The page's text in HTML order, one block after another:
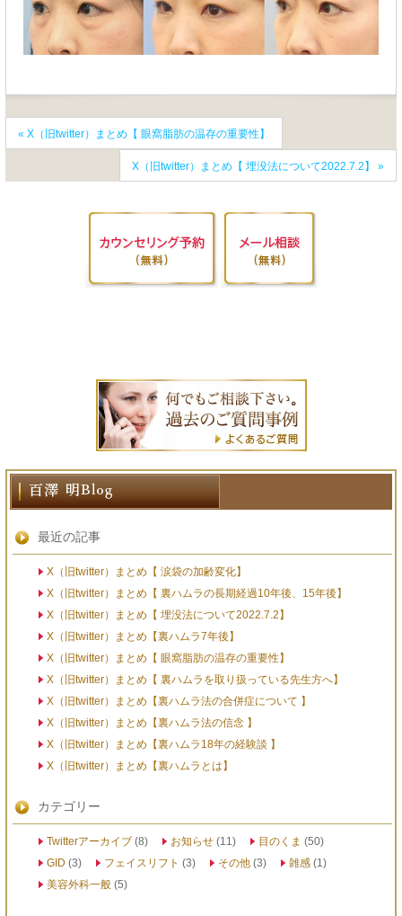
« X（旧twitter）まとめ【 眼窩脂肪の温存の重要性】
X（旧twitter）まとめ【 埋没法について2022.7.2】 »
最近の記事
X（旧twitter）まとめ【 涙袋の加齢変化】
X（旧twitter）まとめ【 裏ハムラの長期経過10年後、15年後】
X（旧twitter）まとめ【 埋没法について2022.7.2】
X（旧twitter）まとめ【裏ハムラ7年後】
X（旧twitter）まとめ【 眼窩脂肪の温存の重要性】
X（旧twitter）まとめ【 裏ハムラを取り扱っている先生方へ】
X（旧twitter）まとめ【裏ハムラ法の合併症について 】
X（旧twitter）まとめ【裏ハムラ法の信念 】
X（旧twitter）まとめ【裏ハムラ18年の経験談 】
X（旧twitter）まとめ【裏ハムラとは】
カテゴリー
Twitterアーカイブ (8) お知らせ (11) 目のくま (50)
GID (3) フェイスリフト (3) その他 (3) 雑感 (1)
美容外科一般 (5)